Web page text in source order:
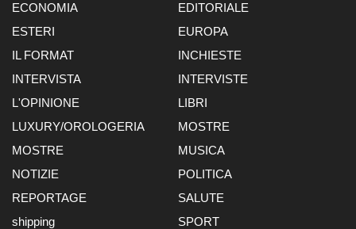
ECONOMIA
EDITORIALE
ESTERI
EUROPA
IL FORMAT
INCHIESTE
INTERVISTA
INTERVISTE
L'OPINIONE
LIBRI
LUXURY/OROLOGERIA
MOSTRE
MOSTRE
MUSICA
NOTIZIE
POLITICA
REPORTAGE
SALUTE
shipping
SPORT